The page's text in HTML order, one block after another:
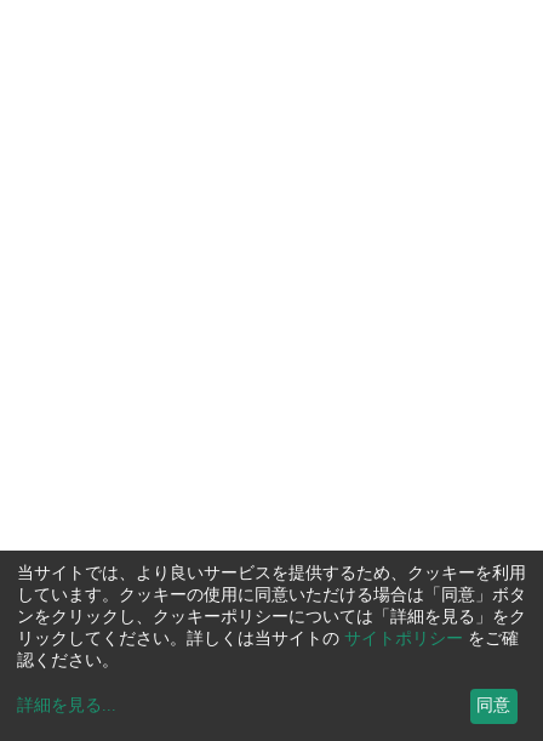
当サイトでは、より良いサービスを提供するため、クッキーを利用
しています。クッキーの使用に同意いただける場合は「同意」ボタ
ンをクリックし、クッキーポリシーについては「詳細を見る」をク
リックしてください。詳しくは当サイトの サイトポリシー をご確
認ください。
詳細を見る ... 同意